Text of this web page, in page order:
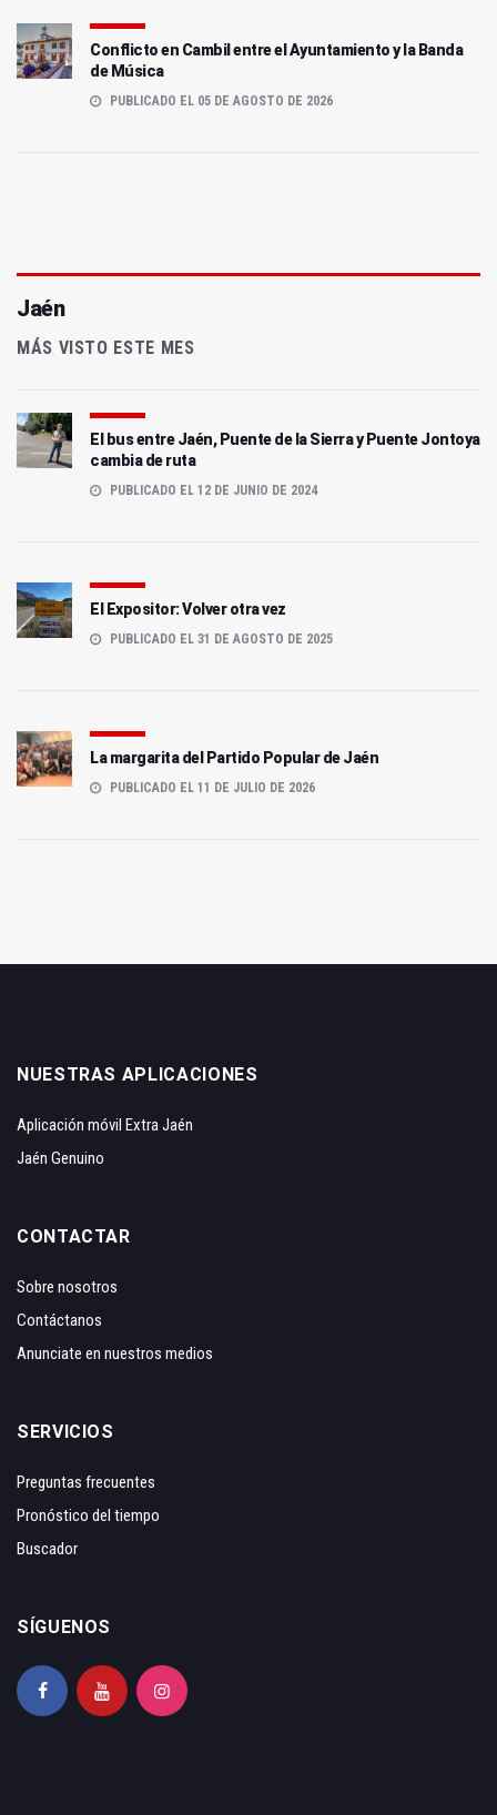
Conflicto en Cambil entre el Ayuntamiento y la Banda
de Música
PUBLICADO EL 05 DE AGOSTO DE 2026
Jaén
MÁS VISTO ESTE MES
El bus entre Jaén, Puente de la Sierra y Puente Jontoya
cambia de ruta
PUBLICADO EL 12 DE JUNIO DE 2024
El Expositor: Volver otra vez
PUBLICADO EL 31 DE AGOSTO DE 2025
La margarita del Partido Popular de Jaén
PUBLICADO EL 11 DE JULIO DE 2026
NUESTRAS APLICACIONES
Aplicación móvil Extra Jaén
Jaén Genuino
CONTACTAR
Sobre nosotros
Contáctanos
Anunciate en nuestros medios
SERVICIOS
Preguntas frecuentes
Pronóstico del tiempo
Buscador
SÍGUENOS